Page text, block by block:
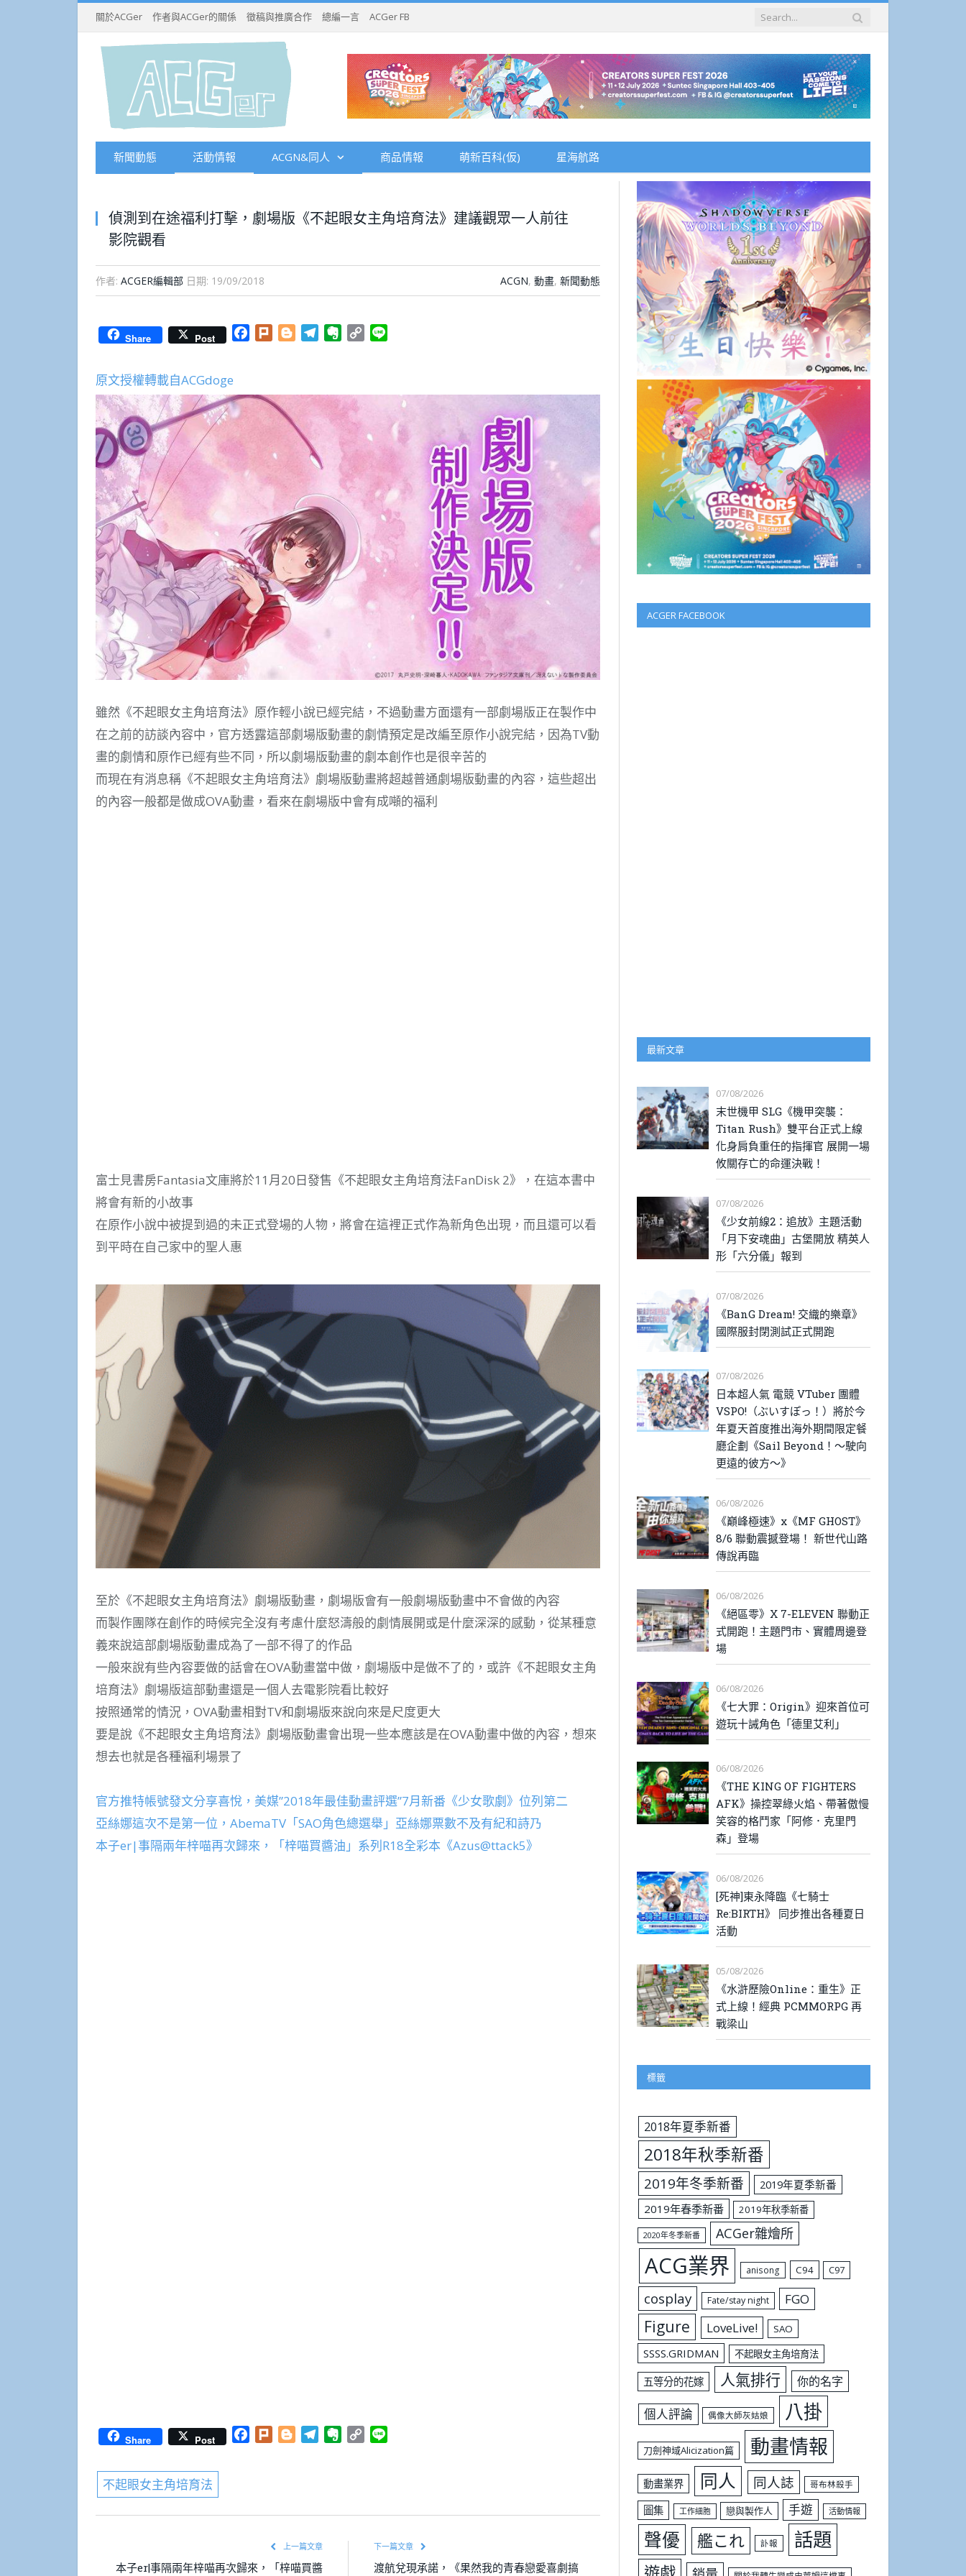
關於ACGer 作者與ACGer的關係 徵稿與推廣合作 總編一言 ACGer FB
新聞動態 活動情報 ACGN&同人 商品情報 萌新百科(仮) 星海航路
偵測到在途福利打擊，劇場版《不起眼女主角培育法》建議觀眾一人前往
影院觀看
作者: ACGER編輯部 日期: 19/09/2018 ACGN, 動畫, 新聞動態
Share Post Facebook
Plurk BloggerTelegramEvernote
Copy
原文授權轉載自ACGdoge
雖然《不起眼女主角培育法》原作輕小說已經完結，不過動畫方面還有一部劇場版正在製作中
在之前的訪談內容中，官方透露這部劇場版動畫的劇情預定是改編至原作小說完結，因為TV動
畫的劇情和原作已經有些不同，所以劇場版動畫的劇本創作也是很辛苦的
而現在有消息稱《不起眼女主角培育法》劇場版動畫將超越普通劇場版動畫的內容，這些超出
的內容一般都是做成OVA動畫，看來在劇場版中會有成噸的福利
富士見書房Fantasia文庫將於11月20日發售《不起眼女主角培育法FanDisk 2》，在這本書中
將會有新的小故事
在原作小說中被提到過的未正式登場的人物，將會在這裡正式作為新角色出現，而且還可以看
到平時在自己家中的聖人惠
至於《不起眼女主角培育法》劇場版動畫，劇場版會有一般劇場版動畫中不會做的內容
而製作團隊在創作的時候完全沒有考慮什麼怒濤般的劇情展開或是什麼深深的感動，從某種意
義來說這部劇場版動畫成為了一部不得了的作品
一般來說有些內容要做的話會在OVA動畫當中做，劇場版中是做不了的，或許《不起眼女主角
培育法》劇場版這部動畫還是一個人去電影院看比較好
按照通常的情況，OVA動畫相對TV和劇場版來說向來是尺度更大
要是說《不起眼女主角培育法》劇場版動畫會出現一些本應該是在OVA動畫中做的內容，想來
想去也就是各種福利場景了
官方推特帳號發文分享喜悅，美媒”2018年最佳動畫評選”7月新番《少女歌劇》位列第二
亞絲娜這次不是第一位，AbemaTV「SAO角色總選舉」亞絲娜票數不及有紀和詩乃
本子er|事隔兩年梓喵再次歸來，「梓喵買醬油」系列R18全彩本《Azus@ttack5》
Share Post Facebook
Plurk BloggerTelegramEvernote
Copy
不起眼女主角培育法
上一篇文章
本子er|事隔兩年梓喵再次歸來，「梓喵買醬
下一篇文章
渡航兌現承諾，《果然我的青春戀愛喜劇搞
ACGER FACEBOOK
最新文章
07/08/2026
末世機甲 SLG《機甲突襲：
Titan Rush》雙平台正式上線
化身肩負重任的指揮官 展開一場
攸關存亡的命運決戰！
07/08/2026
《少女前線2：追放》主題活動
「月下安魂曲」古堡開放 精英人
形「六分儀」報到
07/08/2026
《BanG Dream! 交織的樂章》
國際服封閉測試正式開跑
07/08/2026
日本超人氣 電競 VTuber 團體
VSPO!（ぶいすぽっ！）將於今
年夏天首度推出海外期間限定餐
廳企劃《Sail Beyond！～駛向
更遠的彼方～》
06/08/2026
《巔峰極速》x《MF GHOST》
8/6 聯動震撼登場！ 新世代山路
傳說再臨
06/08/2026
《絕區零》X 7-ELEVEN 聯動正
式開跑！主題門市、實體周邊登
場
06/08/2026
《七大罪：Origin》迎來首位可
遊玩十誡角色「德里艾利」
06/08/2026
《THE KING OF FIGHTERS
AFK》操控翠綠火焰、帶著傲慢
笑容的格鬥家「阿修．克里門
森」登場
06/08/2026
[死神]東永降臨《七騎士
Re:BIRTH》 同步推出各種夏日
活動
05/08/2026
《水滸歷險Online：重生》正
式上線！經典 PCMMORPG 再
戰梁山
標籤
2018年夏季新番
2018年秋季新番
2019年冬季新番
2019年夏季新番
2019年春季新番
2019年秋季新番
2020年冬季新番 ACGer雜燴所
ACG業界 anisong C94 C97
cosplay Fate/stay night FGO
Figure LoveLive! SAO
SSSS.GRIDMAN 不起眼女主角培育法
五等分的花嫁 人氣排行 你的名字
個人評論 偶像大師灰姑娘 八掛
刀劍神域Alicization篇 動畫情報
動畫業界 同人 同人誌 哥布林殺手
圖集 工作細胞 戀與製作人 手遊 活動情報
聲優 艦これ 訃報 話題